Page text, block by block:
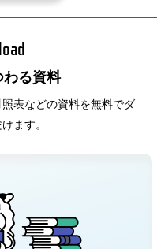
わる資料
表などの資料を無料でダ
ます。